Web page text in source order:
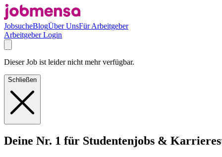
JobsucheBlogÜber UnsFür Arbeitgeber
Arbeitgeber Login
Dieser Job ist leider nicht mehr verfügbar.
Schließen
Deine Nr. 1 für Studentenjobs &